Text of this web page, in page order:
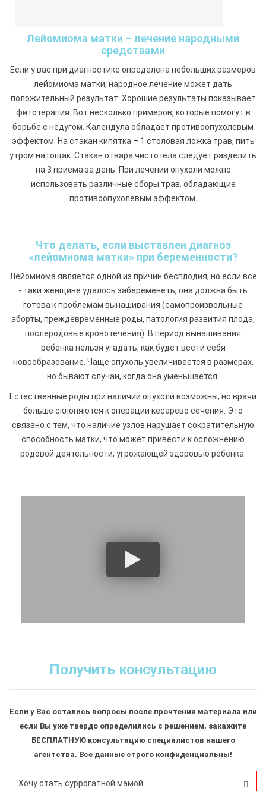
Лейомиома матки – лечение народными
средствами
Если у вас при диагностике определена небольших размеров
лейомиома матки, народное лечение может дать
положительный результат. Хорошие результаты показывает
фитотерапия. Вот несколько примеров, которые помогут в
борьбе с недугом. Календула обладает противоопухолевым
эффектом. На стакан кипятка – 1 столовая ложка трав, пить
утром натощак. Стакан отвара чистотела следует разделить
на 3 приема за день. При лечении опухоли можно
использовать различные сборы трав, обладающие
противоопухолевым эффектом.
Что делать, если выставлен диагноз
«лейомиома матки» при беременности?
Лейомиома является одной из причин бесплодия, но если все
- таки женщине удалось забеременеть, она должна быть
готова к проблемам вынашивания (самопроизвольные
аборты, преждевременные роды, патология развития плода,
послеродовые кровотечения). В период вынашивания
ребенка нельзя угадать, как будет вести себя
новообразование. Чаще опухоль увеличивается в размерах,
но бывают случаи, когда она уменьшается.
Естественные роды при наличии опухоли возможны, но врачи
больше склоняются к операции кесарево сечения. Это
связано с тем, что наличие узлов нарушает сократительную
способность матки, что может привести к осложнению
родовой деятельности, угрожающей здоровью ребенка.
Получить консультацию
Если у Вас остались вопросы после прочтения материала или
если Вы уже твердо определились с решением, закажите
БЕСПЛАТНУЮ консультацию специалистов нашего
агентства. Все данные строго конфиденциальны!
Хочу стать суррогатной мамой